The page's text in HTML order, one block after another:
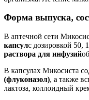
Форма выпуска,
В аптечной сети
капсулс дозировкой 50,
раствора для инфузий
В капсулах Микосиста
(флуконазол), а также
лактоза, коллоидный